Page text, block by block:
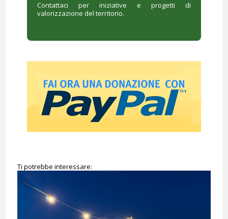
Contattaci per iniziative e progetti di
valorizzazione del territorio.
Ti potrebbe interessare: